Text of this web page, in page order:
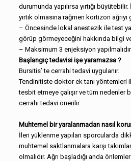
durumunda yapılırsa yırtığı
yırtık olmasına rağmen kortizon
– Öncesinde lokal anestezik ile test
görüp görmeyeceğini hakkında bilgi
– Maksimum 3 enjeksiyon
Başlangıç tedavisi işe yaramazsa ?
Bursitis’ te cerrahi tedavi uygulanır.
Tendinitiste doktor ek tanı yöntemleri
tesbit etmeye çalışır ve tüm nedenler
cerrahi tedavi önerilir.
Muhtemel bir yaralanmadan nasıl
İleri yüklenme yapılan sporcularda
muhtemel saktlanmalara karşı
olmalıdır. Ağrı başladığı anda